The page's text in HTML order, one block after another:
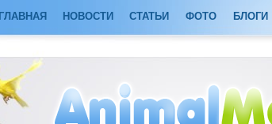
ГЛАВНАЯ НОВОСТИ СТАТЬИ ФОТО БЛОГИ